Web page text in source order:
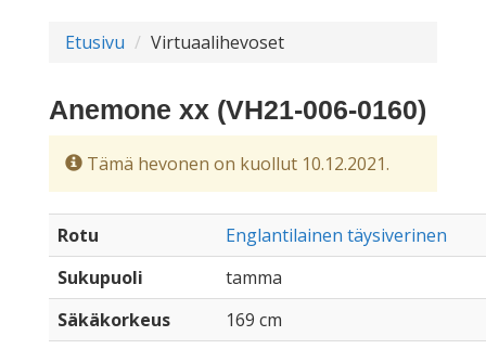
Etusivu Virtuaalihevoset
Anemone xx (VH21-006-0160)
Tämä hevonen on kuollut 10.12.2021.
Rotu
Englantilainen täysiverinen
Sukupuoli
tamma
Säkäkorkeus
169 cm